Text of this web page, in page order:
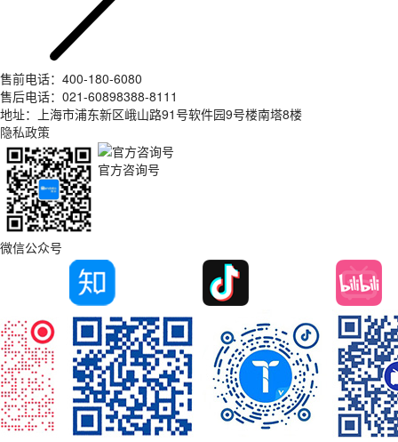
售前电话：400-180-6080
售后电话：021-60898388-8111
地址：上海市浦东新区峨山路91号软件园9号楼南塔8楼
隐私政策
微信公众号
官方咨询号